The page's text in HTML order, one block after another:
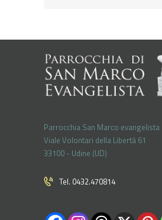
Parrocchia San Marco evangelista
Viale Volontari della Libertá 61
33100 - Udine (UD)
Tel. 0432.470814